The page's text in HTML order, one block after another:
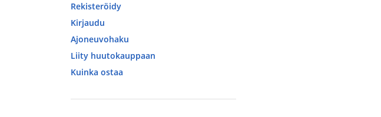
Rekisteröidy
Kirjaudu
Ajoneuvohaku
Liity huutokauppaan
Kuinka ostaa